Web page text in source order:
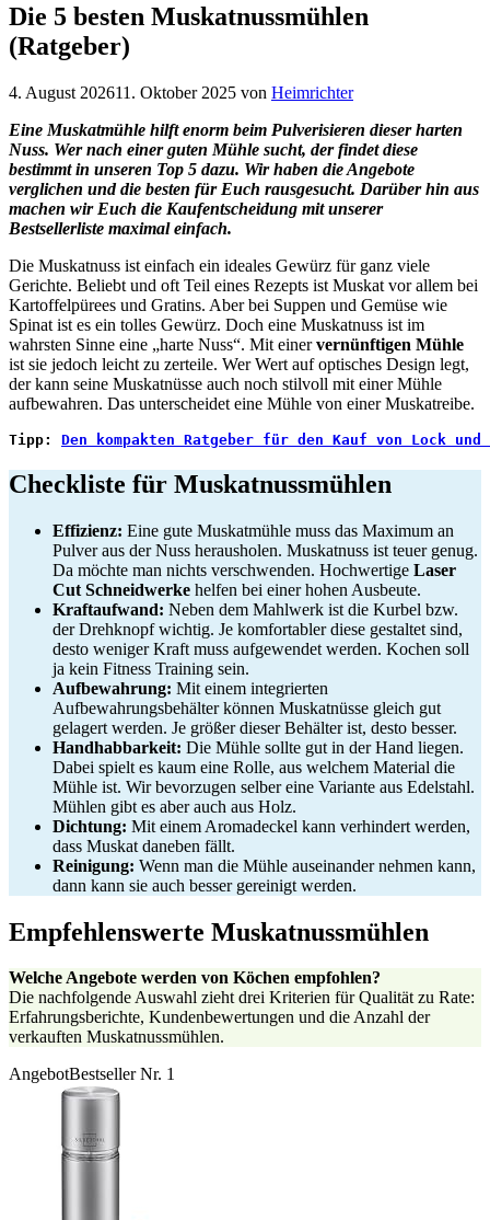
Die 5 besten Muskatnussmühlen
(Ratgeber)
4. August 202611. Oktober 2025 von Heimrichter
Eine Muskatmühle hilft enorm beim Pulverisieren dieser harten
Nuss. Wer nach einer guten Mühle sucht, der findet diese
bestimmt in unseren Top 5 dazu. Wir haben die Angebote
verglichen und die besten für Euch rausgesucht. Darüber hin aus
machen wir Euch die Kaufentscheidung mit unserer
Bestsellerliste maximal einfach.
Die Muskatnuss ist einfach ein ideales Gewürz für ganz viele
Gerichte. Beliebt und oft Teil eines Rezepts ist Muskat vor allem bei
Kartoffelpürees und Gratins. Aber bei Suppen und Gemüse wie
Spinat ist es ein tolles Gewürz. Doch eine Muskatnuss ist im
wahrsten Sinne eine „harte Nuss“. Mit einervernünftigen Mühle
ist sie jedoch leicht zu zerteile. Wer Wert auf optisches Design legt,
der kann seine Muskatnüsse auch noch stilvoll mit einer Mühle
aufbewahren. Das unterscheidet eine Mühle von einer Muskatreibe.
Tipp: Den kompakten Ratgeber für den Kauf von Lock
Checkliste für Muskatnussmühlen
Effizienz: Eine gute Muskatmühle muss das Maximum an
Pulver aus der Nuss herausholen. Muskatnuss ist teuer genug.
Da möchte man nichts verschwenden. Hochwertige Laser
Cut Schneidwerke helfen bei einer hohen Ausbeute.
Kraftaufwand: Neben dem Mahlwerk ist die Kurbel bzw.
der Drehknopf wichtig. Je komfortabler diese gestaltet sind,
desto weniger Kraft muss aufgewendet werden. Kochen soll
ja kein Fitness Training sein.
Aufbewahrung: Mit einem integrierten
Aufbewahrungsbehälter können Muskatnüsse gleich gut
gelagert werden. Je größer dieser Behälter ist, desto besser.
Handhabbarkeit: Die Mühle sollte gut in der Hand liegen.
Dabei spielt es kaum eine Rolle, aus welchem Material die
Mühle ist. Wir bevorzugen selber eine Variante aus Edelstahl.
Mühlen gibt es aber auch aus Holz.
Dichtung: Mit einem Aromadeckel kann verhindert werden,
dass Muskat daneben fällt.
Reinigung: Wenn man die Mühle auseinander nehmen kann,
dann kann sie auch besser gereinigt werden.
Empfehlenswerte Muskatnussmühlen
Welche Angebote werden von Köchen empfohlen?
Die nachfolgende Auswahl zieht drei Kriterien für Qualität zu Rate:
Erfahrungsberichte, Kundenbewertungen und die Anzahl der
verkauften Muskatnussmühlen.
AngebotBestseller Nr. 1